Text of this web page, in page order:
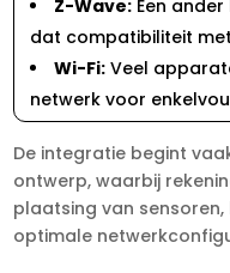
Z-Wave: Een
dat compatibiliteit
Wi-Fi: Veel
netwerk voor
De integratie begint
ontwerp, waarbij
plaatsing van
optimale